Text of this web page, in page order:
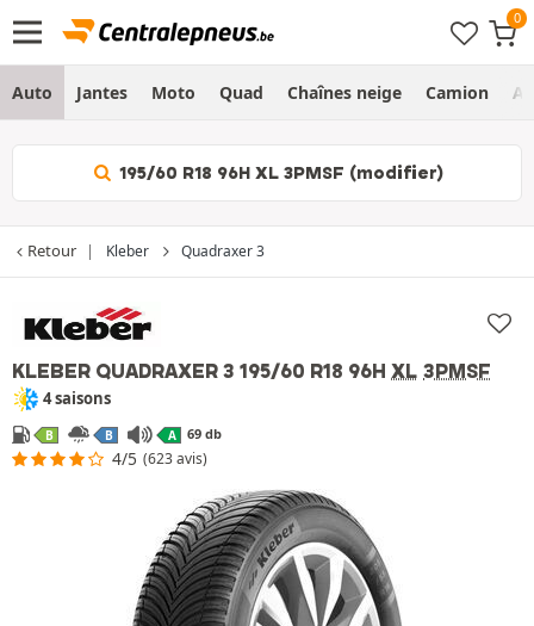
Auto Jantes Moto Quad Chaînes neige Camion
195/60 R18 96H XL 3PMSF (modifier)
Retour Kleber Quadraxer 3
KLEBER QUADRAXER 3 195/60 R18 96H XL 3PMSF
4 saisons
B B A 69 db
4/5 (623 avis)